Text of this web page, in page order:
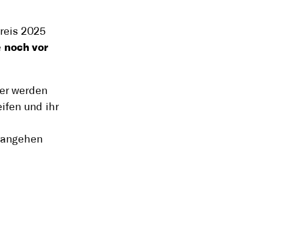
2025
noch vor
werden
und ihr